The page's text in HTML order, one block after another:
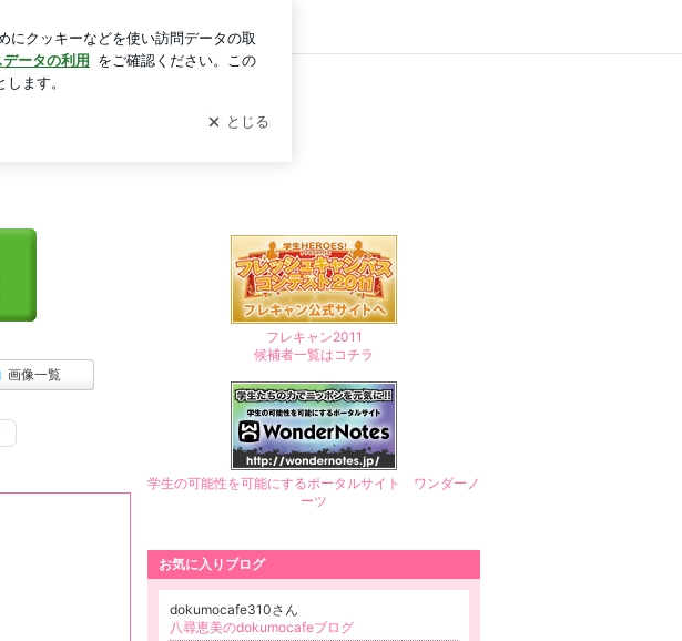
ログイン
画像一覧
フレキャン2011
候補者一覧はコチラ
学生の可能性を可能にするポータルサイト ワンダーノ
ーツ
お気に入りブログ
dokumocafe310さん
八尋恵美のdokumocafeブログ